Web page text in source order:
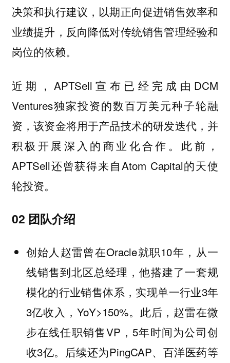
决策和执行建议，以期正向促进销售效率和
业绩提升，反向降低对传统销售管理经验和
岗位的依赖。
近期，APTSell宣布已经完成由DCM
Ventures独家投资的数百万美元种子轮融
资，该资金将用于产品技术的研发迭代，并
积极开展深入的商业化合作。此前，
APTSell还曾获得来自Atom Capital的天使
轮投资。
02 团队介绍
创始人赵雷曾在Oracle就职10年，从一
线销售到北区总经理，他搭建了一套规
模化的行业销售体系，实现单一行业3年
3亿收入，YoY>150%。此后，赵雷在微
步在线任职销售VP，5年时间为公司创
收3亿。后续还为PingCAP、百洋医药等